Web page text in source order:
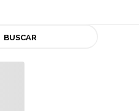
BUSCAR